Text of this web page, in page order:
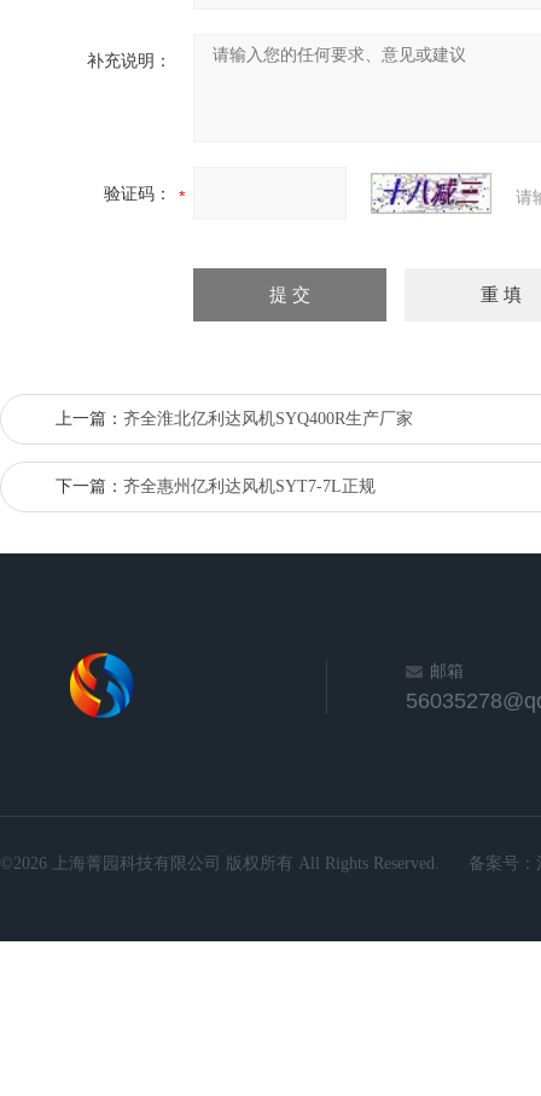
补充说明：
验证码： 请
上一篇： 齐全淮北亿利达风机SYQ400R生产厂家
下一篇： 齐全惠州亿利达风机SYT7-7L正规
邮箱
©2026 上海菁园科技有限公司 版权所有 All Rights Reserved. 备案号：